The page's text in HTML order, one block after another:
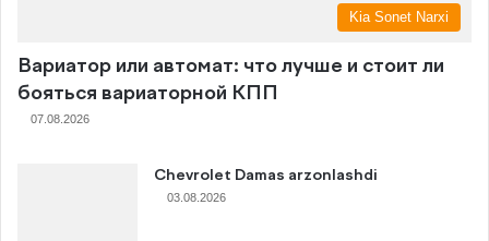
Kia Sonet Narxi
Вариатор или автомат: что лучше и стоит ли
бояться вариаторной КПП
07.08.2026
Chevrolet Damas arzonlashdi
03.08.2026